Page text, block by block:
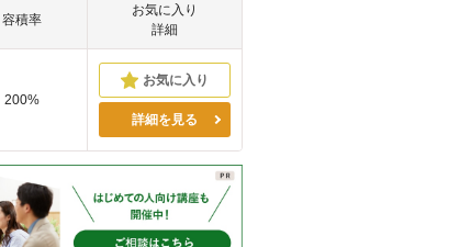
容積率
お気に入り
詳細
200%
詳細を見る